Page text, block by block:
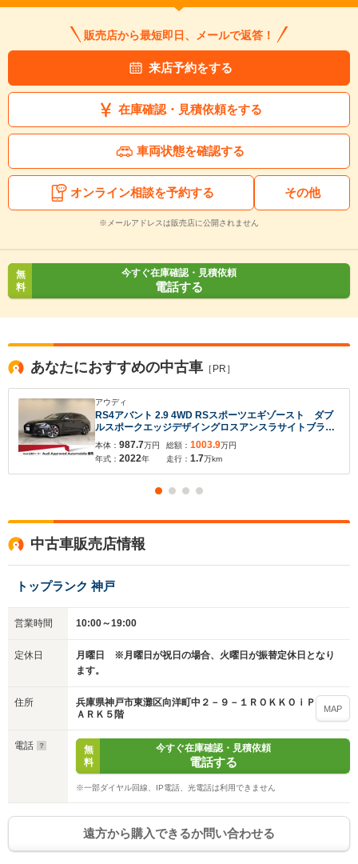
販売店から最短即日、メールで返答！
来店予約をする
在庫確認・見積依頼をする
車両状態を確認する
オンライン相談を予約する その他
※メールアドレスは販売店に公開されません
無
料
今すぐ在庫確認・見積依頼
電話する
あなたにおすすめの中古車 ［PR］
アウディ
RS4アバント 2.9 4WD RSスポーツエギゾースト ダブ
ルスポークエッジデザイングロスアンスラサイトブラッ
クAW レッドキャリパー TVチューナー サラウンド
ビューカメラ スマートフォンワイヤレスチャージン
グ 認定中古車
本体： 987.7万円
年式： 2022年
総額： 1003.9万円
走行： 1.7万km
中古車販売店情報
トップランク 神戸
営業時間 10:00～19:00
定休日
月曜日 ※月曜日が祝日の場合、火曜日が振替定休日となり
ます。
住所
兵庫県神戸市東灘区向洋町中２－９－１ＲＯＫＫＯｉＰ
ＡＲＫ５階
MAP
電話
無
料
今すぐ在庫確認・見積依頼
電話する
※一部ダイヤル回線、IP電話、光電話は利用できません
遠方から購入できるか問い合わせる